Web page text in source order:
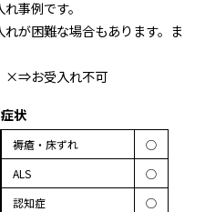
事例です。
が困難な場合もあります。ま
×⇒お受入れ不可
症状
褥瘡・床ずれ
◯
ALS
◯
認知症
◯